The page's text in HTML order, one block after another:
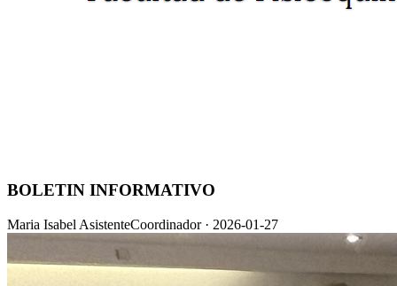
BOLETIN INFORMATIVO
Maria Isabel AsistenteCoordinador· 2026-01-27